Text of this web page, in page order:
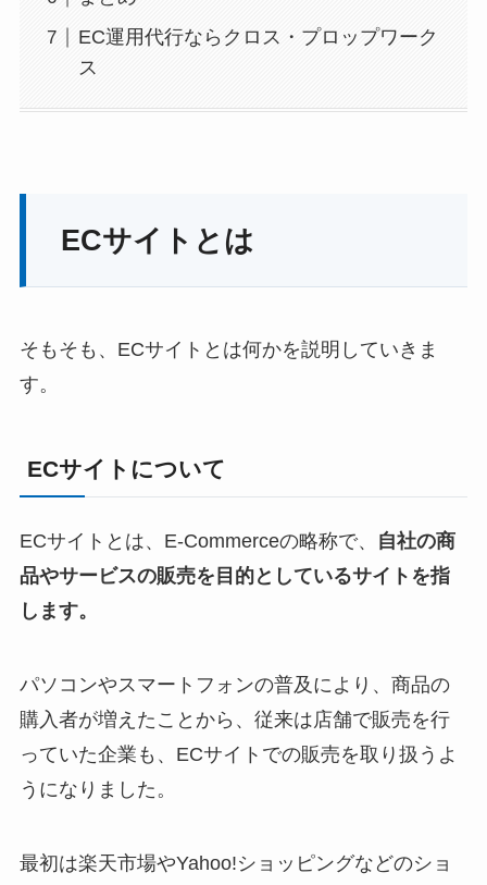
EC運用代行ならクロス・プロップワーク
ス
ECサイトとは
そもそも、ECサイトとは何かを説明していきま
す。
ECサイトについて
ECサイトとは、E-Commerceの略称で、
自社の商
品やサービスの販売を目的としているサイトを指
します。
パソコンやスマートフォンの普及により、商品の
購入者が増えたことから、従来は店舗で販売を行
っていた企業も、ECサイトでの販売を取り扱うよ
うになりました。
最初は楽天市場やYahoo!ショッピングなどのショ